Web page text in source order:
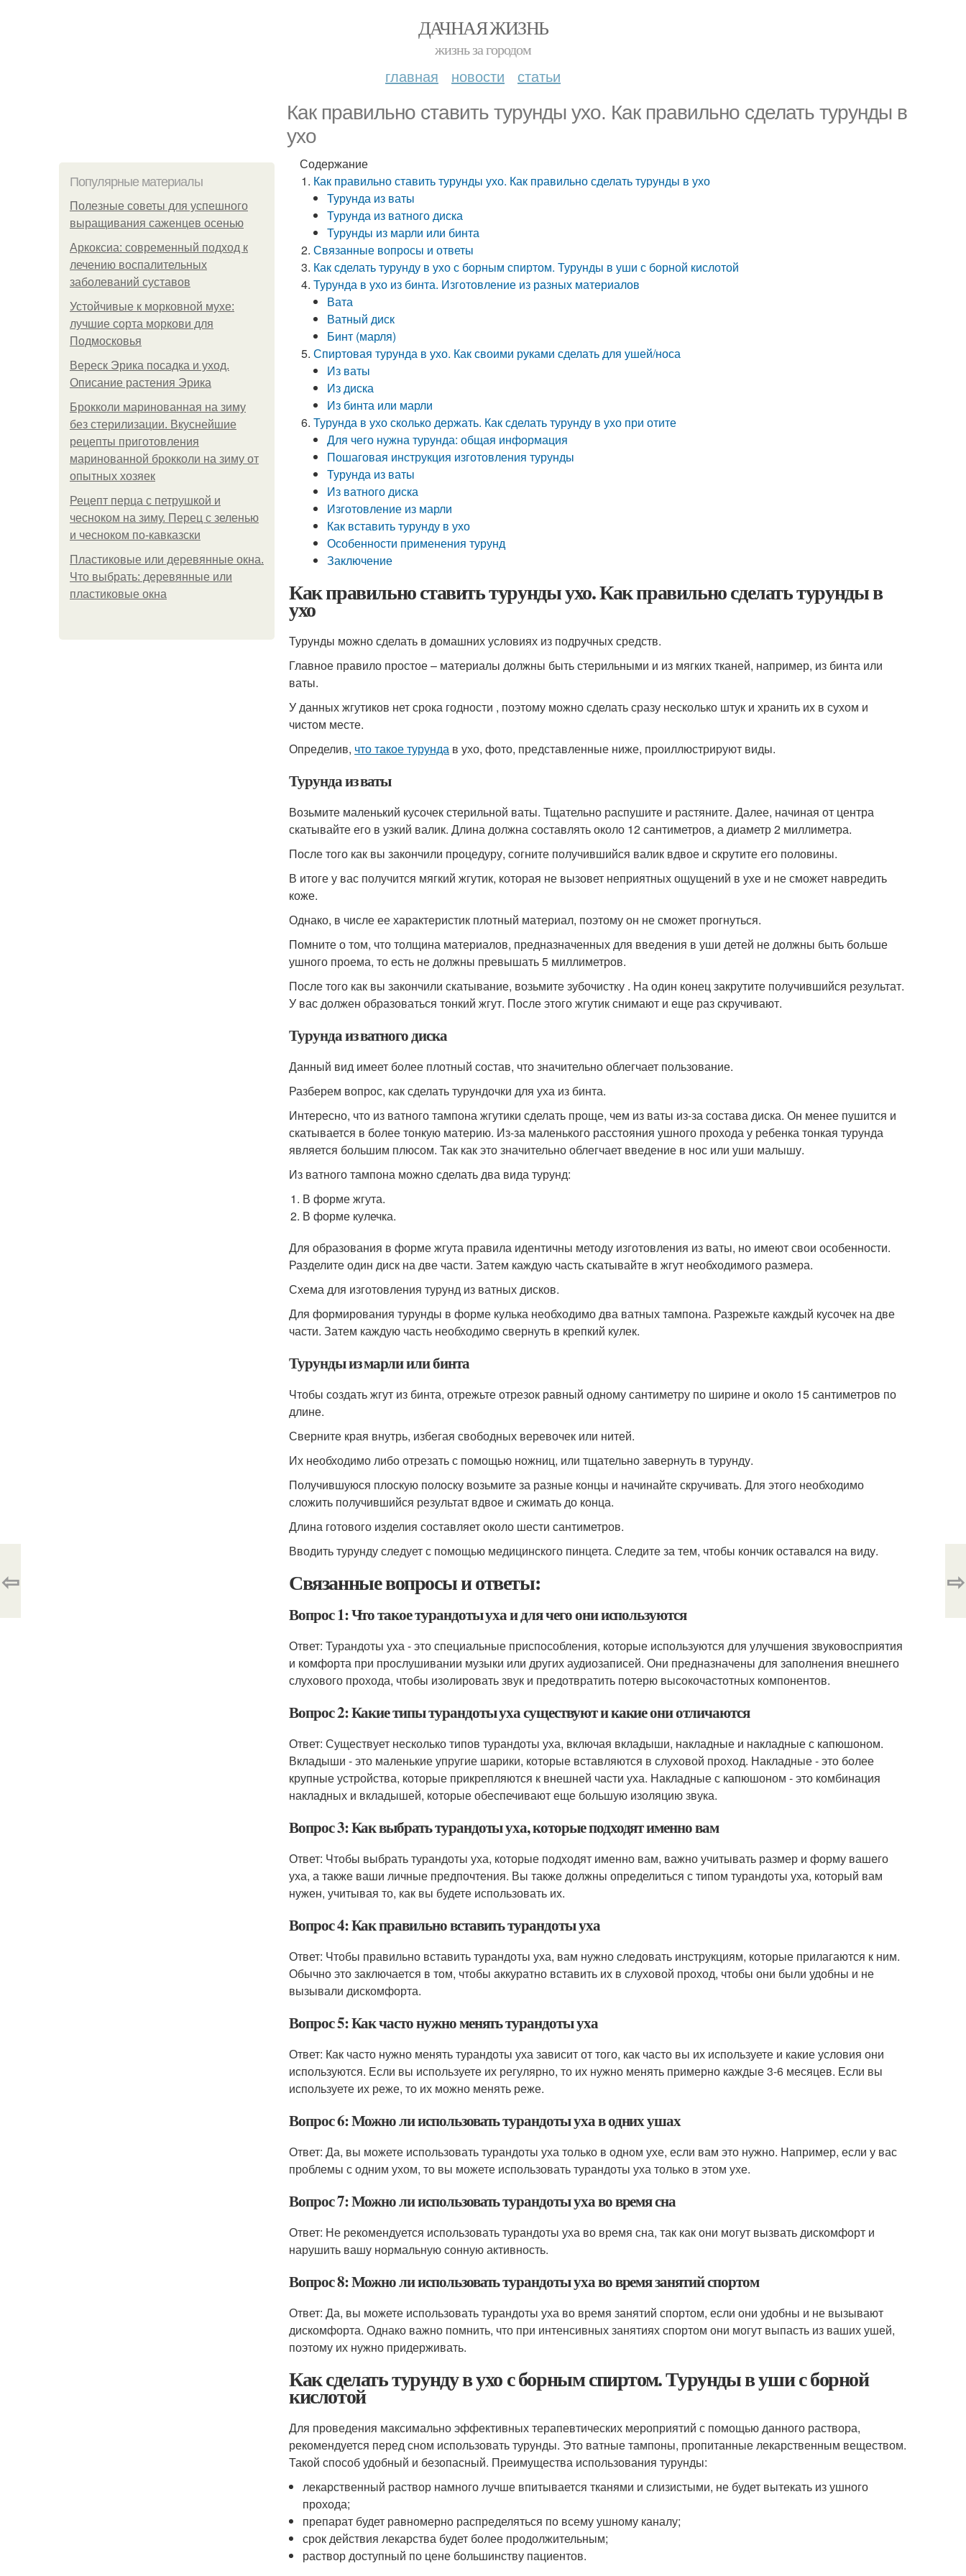
ДАЧНАЯ ЖИЗНЬ
жизнь за городом
главная новости статьи
Как правильно ставить турунды ухо. Как правильно сделать турунды в
ухо
Популярные материалы
Полезные советы для успешного
выращивания саженцев осенью
Аркоксиа: современный подход к
лечению воспалительных
заболеваний суставов
Устойчивые к морковной мухе:
лучшие сорта моркови для
Подмосковья
Вереск Эрика посадка и уход.
Описание растения Эрика
Брокколи маринованная на зиму
без стерилизации. Вкуснейшие
рецепты приготовления
маринованной брокколи на зиму от
опытных хозяек
Рецепт перца с петрушкой и
чесноком на зиму. Перец с зеленью
и чесноком по-кавказски
Пластиковые или деревянные окна.
Что выбрать: деревянные или
пластиковые окна
Содержание
Как правильно ставить турунды ухо. Как правильно сделать турунды в ухо
Турунда из ваты
Турунда из ватного диска
Турунды из марли или бинта
Связанные вопросы и ответы
Как сделать турунду в ухо с борным спиртом. Турунды в уши с борной кислотой
Турунда в ухо из бинта. Изготовление из разных материалов
Вата
Ватный диск
Бинт (марля)
Спиртовая турунда в ухо. Как своими руками сделать для ушей/носа
Из ваты
Из диска
Из бинта или марли
Турунда в ухо сколько держать. Как сделать турунду в ухо при отите
Для чего нужна турунда: общая информация
Пошаговая инструкция изготовления турунды
Турунда из ваты
Из ватного диска
Изготовление из марли
Как вставить турунду в ухо
Особенности применения турунд
Заключение
Как правильно ставить турунды ухо. Как правильно сделать турунды в
ухо
Турунды можно сделать в домашних условиях из подручных средств.
Главное правило простое – материалы должны быть стерильными и из мягких тканей, например, из бинта или
ваты.
У данных жгутиков нет срока годности , поэтому можно сделать сразу несколько штук и хранить их в сухом и
чистом месте.
Определив, что такое турунда в ухо, фото, представленные ниже, проиллюстрируют виды.
Турунда из ваты
Возьмите маленький кусочек стерильной ваты. Тщательно распушите и растяните. Далее, начиная от центра
скатывайте его в узкий валик. Длина должна составлять около 12 сантиметров, а диаметр 2 миллиметра.
После того как вы закончили процедуру, согните получившийся валик вдвое и скрутите его половины.
В итоге у вас получится мягкий жгутик, которая не вызовет неприятных ощущений в ухе и не сможет навредить
коже.
Однако, в числе ее характеристик плотный материал, поэтому он не сможет прогнуться.
Помните о том, что толщина материалов, предназначенных для введения в уши детей не должны быть больше
ушного проема, то есть не должны превышать 5 миллиметров.
После того как вы закончили скатывание, возьмите зубочистку . На один конец закрутите получившийся результат.
У вас должен образоваться тонкий жгут. После этого жгутик снимают и еще раз скручивают.
Турунда из ватного диска
Данный вид имеет более плотный состав, что значительно облегчает пользование.
Разберем вопрос, как сделать турундочки для уха из бинта.
Интересно, что из ватного тампона жгутики сделать проще, чем из ваты из-за состава диска. Он менее пушится и
скатывается в более тонкую материю. Из-за маленького расстояния ушного прохода у ребенка тонкая турунда
является большим плюсом. Так как это значительно облегчает введение в нос или уши малышу.
Из ватного тампона можно сделать два вида турунд:
В форме жгута.
В форме кулечка.
Для образования в форме жгута правила идентичны методу изготовления из ваты, но имеют свои особенности.
Разделите один диск на две части. Затем каждую часть скатывайте в жгут необходимого размера.
Схема для изготовления турунд из ватных дисков.
Для формирования турунды в форме кулька необходимо два ватных тампона. Разрежьте каждый кусочек на две
части. Затем каждую часть необходимо свернуть в крепкий кулек.
Турунды из марли или бинта
Чтобы создать жгут из бинта, отрежьте отрезок равный одному сантиметру по ширине и около 15 сантиметров по
длине.
Сверните края внутрь, избегая свободных веревочек или нитей.
Их необходимо либо отрезать с помощью ножниц, или тщательно завернуть в турунду.
Получившуюся плоскую полоску возьмите за разные концы и начинайте скручивать. Для этого необходимо
сложить получившийся результат вдвое и сжимать до конца.
Длина готового изделия составляет около шести сантиметров.
Вводить турунду следует с помощью медицинского пинцета. Следите за тем, чтобы кончик оставался на виду.
Связанные вопросы и ответы:
Вопрос 1: Что такое турандоты уха и для чего они используются
Ответ: Турандоты уха - это специальные приспособления, которые используются для улучшения звуковосприятия
и комфорта при прослушивании музыки или других аудиозаписей. Они предназначены для заполнения внешнего
слухового прохода, чтобы изолировать звук и предотвратить потерю высокочастотных компонентов.
Вопрос 2: Какие типы турандоты уха существуют и какие они отличаются
Ответ: Существует несколько типов турандоты уха, включая вкладыши, накладные и накладные с капюшоном.
Вкладыши - это маленькие упругие шарики, которые вставляются в слуховой проход. Накладные - это более
крупные устройства, которые прикрепляются к внешней части уха. Накладные с капюшоном - это комбинация
накладных и вкладышей, которые обеспечивают еще большую изоляцию звука.
Вопрос 3: Как выбрать турандоты уха, которые подходят именно вам
Ответ: Чтобы выбрать турандоты уха, которые подходят именно вам, важно учитывать размер и форму вашего
уха, а также ваши личные предпочтения. Вы также должны определиться с типом турандоты уха, который вам
нужен, учитывая то, как вы будете использовать их.
Вопрос 4: Как правильно вставить турандоты уха
Ответ: Чтобы правильно вставить турандоты уха, вам нужно следовать инструкциям, которые прилагаются к ним.
Обычно это заключается в том, чтобы аккуратно вставить их в слуховой проход, чтобы они были удобны и не
вызывали дискомфорта.
Вопрос 5: Как часто нужно менять турандоты уха
Ответ: Как часто нужно менять турандоты уха зависит от того, как часто вы их используете и какие условия они
используются. Если вы используете их регулярно, то их нужно менять примерно каждые 3-6 месяцев. Если вы
используете их реже, то их можно менять реже.
Вопрос 6: Можно ли использовать турандоты уха в одних ушах
Ответ: Да, вы можете использовать турандоты уха только в одном ухе, если вам это нужно. Например, если у вас
проблемы с одним ухом, то вы можете использовать турандоты уха только в этом ухе.
Вопрос 7: Можно ли использовать турандоты уха во время сна
Ответ: Не рекомендуется использовать турандоты уха во время сна, так как они могут вызвать дискомфорт и
нарушить вашу нормальную сонную активность.
Вопрос 8: Можно ли использовать турандоты уха во время занятий спортом
Ответ: Да, вы можете использовать турандоты уха во время занятий спортом, если они удобны и не вызывают
дискомфорта. Однако важно помнить, что при интенсивных занятиях спортом они могут выпасть из ваших ушей,
поэтому их нужно придерживать.
Как сделать турунду в ухо с борным спиртом. Турунды в уши с борной
кислотой
Для проведения максимально эффективных терапевтических мероприятий с помощью данного раствора,
рекомендуется перед сном использовать турунды. Это ватные тампоны, пропитанные лекарственным веществом.
Такой способ удобный и безопасный. Преимущества использования турунды:
лекарственный раствор намного лучше впитывается тканями и слизистыми, не будет вытекать из ушного
прохода;
препарат будет равномерно распределяться по всему ушному каналу;
срок действия лекарства будет более продолжительным;
раствор доступный по цене большинству пациентов.
⇦ ⇨